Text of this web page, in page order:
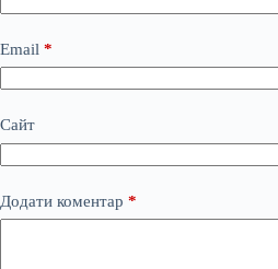
Email *
Сайт
Додати коментар *